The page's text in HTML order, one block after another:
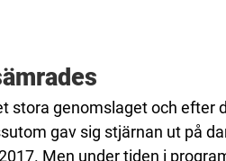
stora genomslaget och
gav sig stjärnan ut på
Men under tiden i